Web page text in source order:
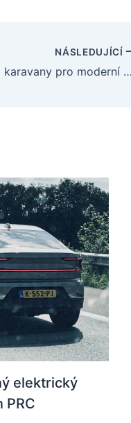
NÁSLEDUJÍCÍ
Obytné vozy a karavany pro moderní motoristy
elektrický
PRC